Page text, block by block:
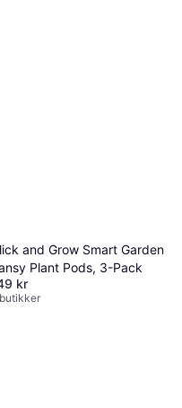
and Grow Smart Garden
Plant Pods, 3-Pack
kr